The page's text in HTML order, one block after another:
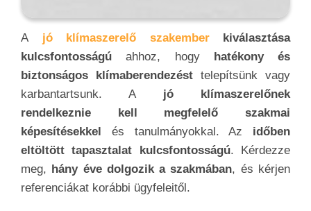
hozzáállását
javasolt megoldásokat is figyelembe vegye.
Ellenőrizze, hogy a
klímaszerelő nyújt-e
garanciáta munkájára és a
használt
alkatrészekre. Ez fontos ahosszú távú biztonság
és elégedettség szempontjából. A
megfelelő
szakember jó kommunikációs készségekkel
rendelkezik, ésképes egyszerűen és érthetően